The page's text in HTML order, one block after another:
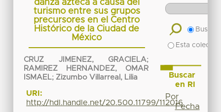
danza azteca a causa del
turismo entre sus grupos
precursores en el Centro
Histórico de la Ciudad de
México
CRUZ JIMENEZ, GRACIELA;
RAMIREZ HERNANDEZ, OMAR
ISMAEL; Zizumbo Villarreal, Lilia
URI:
http://hdl.handle.net/20.500.11799/112016
Buscar
Esta
Buscar
en RI
Por
Fecha